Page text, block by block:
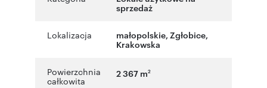
sprzedaż
Lokalizacja małopolskie, Zgłobice,
Krakowska
Powierzchnia
całkowita
2 367 m2